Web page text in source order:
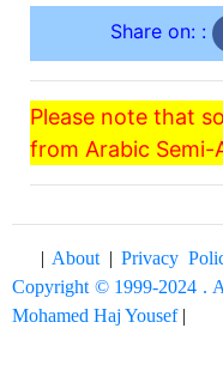
Share on: :
Please note that
from Arabic Semi-
|About|Privacy
Copyright © 1999-2024 .
Mohamed Haj Yousef|